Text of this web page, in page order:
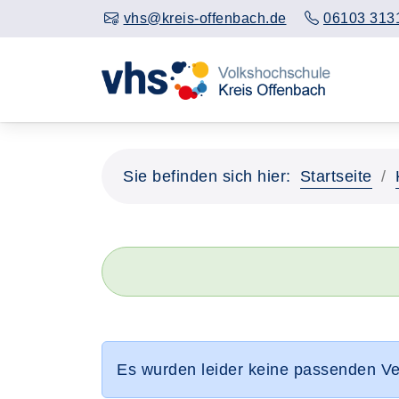
vhs@kreis-offenbach.de 06103
Sie befinden sich hier: Startseite
Es wurden leider keine passenden